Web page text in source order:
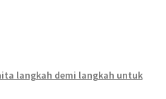
langkah demi langkah untuk